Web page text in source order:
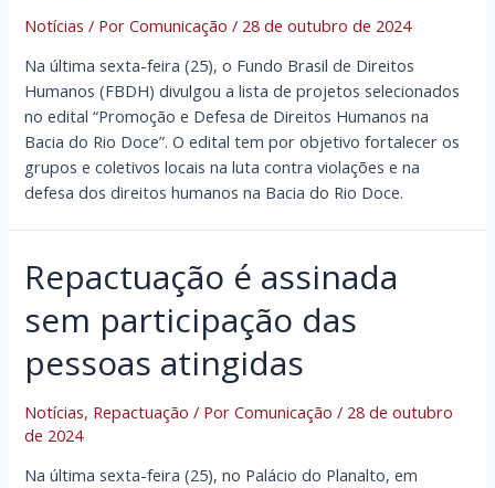
Notícias / PorComunicação/ 28 de outubro de 2024
Na última sexta-feira (25), o Fundo Brasil de Direitos
Humanos (FBDH) divulgou a lista de projetos selecionados
no edital “Promoção e Defesa de Direitos Humanos na
Bacia do Rio Doce”. O edital tem por objetivo fortalecer os
grupos e coletivos locais na luta contra violações e na
defesa dos direitos humanos na Bacia do Rio Doce.
Repactuação é assinada
sem participação das
pessoas atingidas
Notícias, Repactuação / PorComunicação/ 28 de outubro
de 2024
Na última sexta-feira (25), no Palácio do Planalto, em